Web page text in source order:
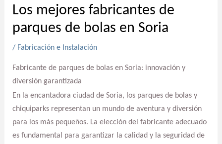
Los mejores fabricantes de
parques de bolas en Soria
/ Fabricación e Instalación
Fabricante de parques de bolas en Soria: innovación y
diversión garantizada
En la encantadora ciudad de Soria, los parques de bolas y
chiquiparks representan un mundo de aventura y diversión
para los más pequeños. La elección del fabricante adecuado
es fundamental para garantizar la calidad y la seguridad de